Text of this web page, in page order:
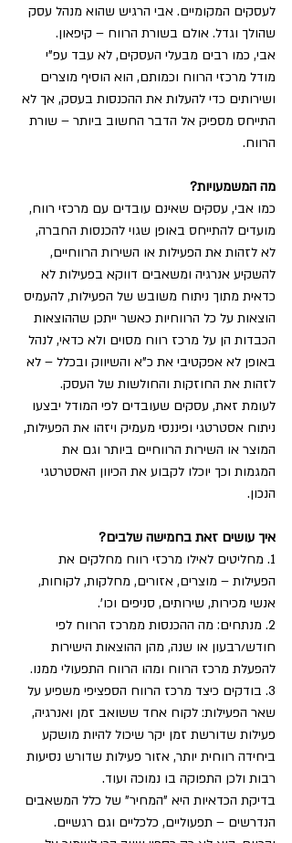
לעסקים המקומיים. אבי הרגיש שהוא מנהל עסק
שהולך וגדל. אולם בשורת הרווח – קיפאון.
אבי, כמו רבים מבעלי העסקים, לא עבד עפ"י
מודל מרכזי הרווח וכמותם, הוא הוסיף מוצרים
ושירותים כדי להעלות את ההכנסות בעסק, אך לא
התייחס מספיק אל הדבר החשוב ביותר – שורת
הרווח.
מה המשמעויות?
כמו אבי, עסקים שאינם עובדים עם מרכזי רווח,
מועדים להתייחס באופן שגוי להכנסות החברה,
לא לזהות את הפעילות או השירות הרווחיים,
להשקיע אנרגיה ומשאבים דווקא בפעילות לא
כדאית מתוך ניתוח משובש של הפעילות, להעמיס
הוצאות על כל הרווחיות כאשר ייתכן שההוצאות
הכבדות הן על מרכז רווח מסוים ולא כדאי, לנהל
באופן לא אפקטיבי את כ"א והשיווק ובכלל – לא
לזהות את החוזקות והחולשות של העסק.
לעומת זאת, עסקים שעובדים לפי המודל יבצעו
ניתוח אסטרטגי ופיננסי מעמיק ויזהו את הפעילות,
המוצר או השירות הרווחיים ביותר וגם את
המגמות וכך יוכלו לקבוע את הכיוון האסטרטגי
הנכון.
איך עושים זאת בחמישה שלבים?
1. מחליטים לאילו מרכזי רווח מחלקים את
הפעילות – מוצרים, אזורים, מחלקות, לקוחות,
אנשי מכירות, שירותים, סניפים וכו'.
2. מנתחים: מה ההכנסות ממרכז הרווח לפי
חודש/רבעון או שנה, מהן ההוצאות הישירות
להפעלת מרכז הרווח ומהו הרווח התפעולי ממנו.
3. בודקים כיצד מרכז הרווח הספציפי משפיע על
שאר הפעילות: לקוח אחד ששואב זמן ואנרגיה,
פעילות שדורשת זמן יקר שיכול להיות מושקע
ביחידה רווחית יותר, אזור פעילות שדורש נסיעות
רבות ולכן התפוקה בו נמוכה ועוד.
בדיקת הכדאיות היא "המחיר" של כלל המשאבים
הנדרשים – תפעוליים, כלכליים וגם רגשיים.